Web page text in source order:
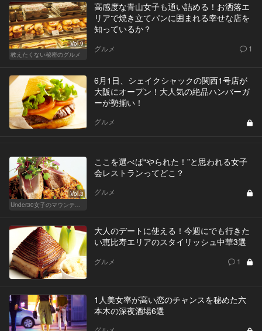
Vol.9
教えたくない秘密のグルメ
高感度な青山女子も通い詰める！お洒落エ
リアで焼き立てパンに囲まれる幸せな店を
知っているか？
グルメ 1
6月1日、シェイクシャックの関西1号店が
大阪にオープン！大人気の絶品ハンバーガ
ーが勢揃い！
グルメ
Vol.3
Under30女子のマウンティングレストランバトル
ここを選べば“やられた！”と思われる女子
会レストランってどこ？
グルメ
大人のデートに使える！今週にでも行きた
い恵比寿エリアのスタイリッシュ中華3選
グルメ 1
1人美女率が高い恋のチャンスを秘めた六
本木の深夜酒場6選